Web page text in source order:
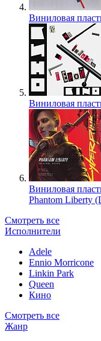
Виниловая
Виниловая
Виниловая
Phantom Liberty
Смотреть все
Исполнители
Adele
Ennio Morricone
Linkin Park
Queen
Кино
Смотреть все
Жанр